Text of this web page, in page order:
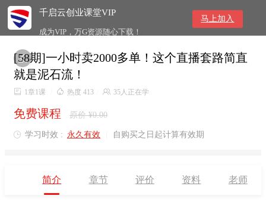
千启云创业课堂VIP
成为VIP，万G资源随心下载！
马上加入

[58期]一小时卖2000多单！这个直播套路简直
就是泥石流！
 1章1课  热度 413  35人正在学
免费课程 原价 ¥0.00
 学习时效 : 永久有效 自购买之日起计算有效期
简介 章节 评价 资料 老师